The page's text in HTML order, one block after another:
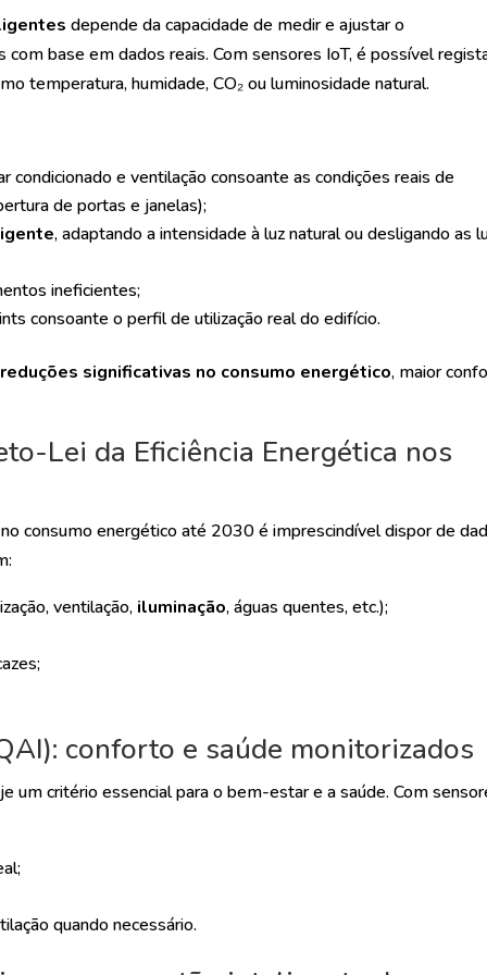
depende da capacidade de medir e ajustar o
base em dados reais. Com sensores IoT, é possível
temperatura, humidade, CO₂ ou luminosidade natural.
e ventilação consoante as condições reais de
de portas e janelas);
, adaptando a intensidade à luz natural ou desligando as
ineficientes;
consoante o perfil de utilização real do edifício.
reduções significativas no consumo energético, maior
Lei da Eficiência Energética nos
consumo energético até 2030 é imprescindível dispor de
ventilação, iluminação, águas quentes, etc.);
conforto e saúde monitorizados
um critério essencial para o bem-estar e a saúde. Com
quando necessário.